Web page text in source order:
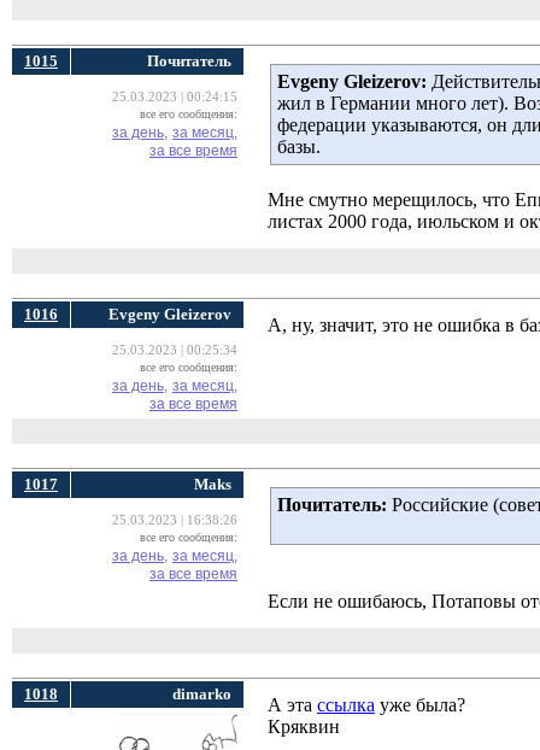
1015 Почитатель
25.03.2023 | 00:24:15
все его сообщения:
за день, за месяц,
за все время
Evgeny Gleizerov:
жил в Германии много лет).
федерации указываются, он
базы.
Мне смутно мерещилось, что
листах 2000 года, июльском и
1016 Evgeny Gleizerov
25.03.2023 | 00:25:34
все его сообщения:
за день, за месяц,
за все время
А, ну, значит, это не ошибка в
1017 Maks
25.03.2023 | 16:38:26
все его сообщения:
за день, за месяц,
за все время
Почитатель: Российские
Если не ошибаюсь, Потаповы
1018 dimarko
А эта ссылка уже была?
Кряквин